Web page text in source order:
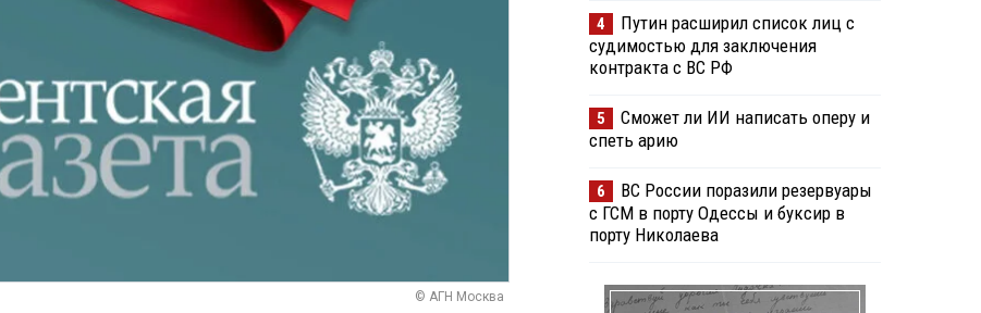
© АГН Москва
4
Путин расширил список лиц с
судимостью для заключения
контракта с ВС РФ
5
Сможет ли ИИ написать оперу и
спеть арию
6
ВС России поразили резервуары
с ГСМ в порту Одессы и буксир в
порту Николаева